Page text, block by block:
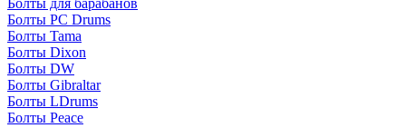
Болты для барабанов
Болты PC Drums
Болты Tama
Болты Dixon
Болты DW
Болты Gibraltar
Болты LDrums
Болты Peace